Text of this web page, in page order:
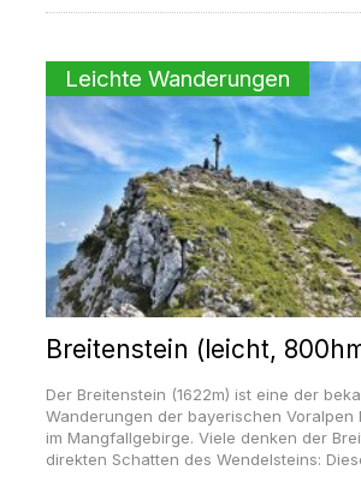
Leichte Wanderungen
Breitenstein (leicht,
Der Breitenstein (1622m) ist eine der
Wanderungen der bayerischen Voralpen
im Mangfallgebirge. Viele denken der
direkten Schatten des Wendelsteins: